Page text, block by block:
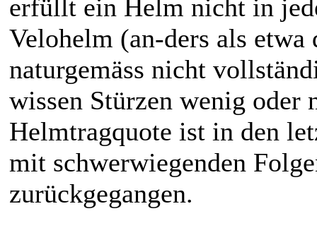
erfüllt ein Helm nicht in
Velohelm (an-ders als
naturgemäss nicht
wissen Stürzen wenig
Helmtragquote ist in den
mit schwerwiegenden
zurückgegangen.